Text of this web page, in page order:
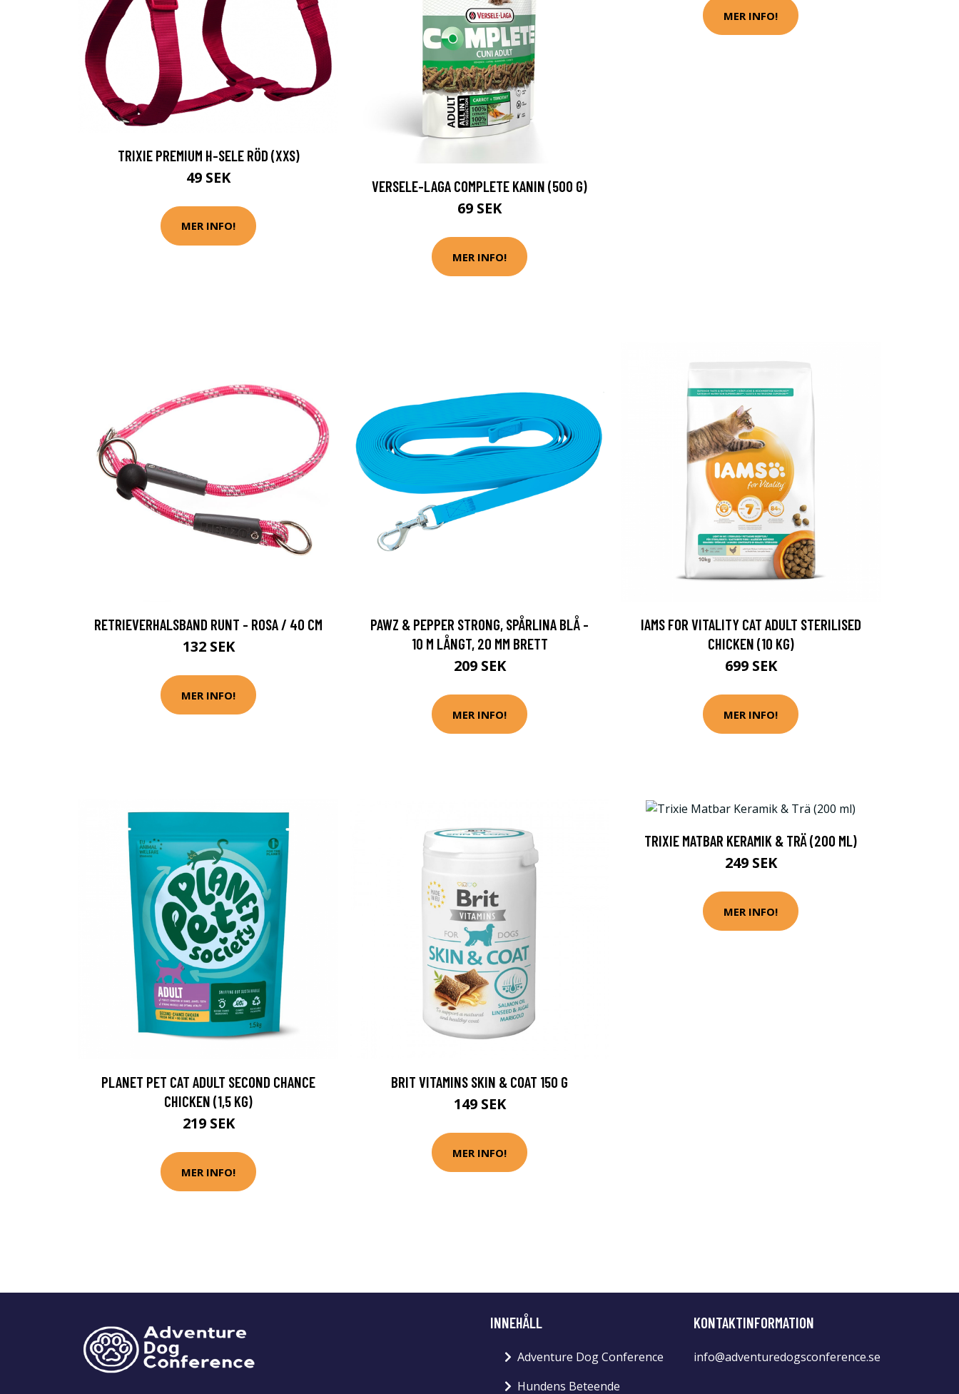
TRIXIE PREMIUM H-SELE RÖD (XXS)
49 SEK
MER INFO!
VERSELE-LAGA COMPLETE KANIN (500 G)
69 SEK
MER INFO!
MER INFO!
RETRIEVERHALSBAND RUNT - ROSA / 40 CM
132 SEK
MER INFO!
PAWZ & PEPPER STRONG, SPÅRLINA BLÅ -
10 M LÅNGT, 20 MM BRETT
209 SEK
MER INFO!
IAMS FOR VITALITY CAT ADULT STERILISED
CHICKEN (10 KG)
699 SEK
MER INFO!
PLANET PET CAT ADULT SECOND CHANCE
CHICKEN (1,5 KG)
219 SEK
MER INFO!
BRIT VITAMINS SKIN & COAT 150 G
149 SEK
MER INFO!
TRIXIE MATBAR KERAMIK & TRÄ (200 ML)
249 SEK
MER INFO!
INNEHÅLL
Adventure Dog Conference
Hundens Beteende
KONTAKTINFORMATION
info@adventuredogsconference.se